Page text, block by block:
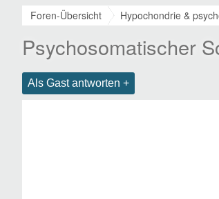
Foren-Übersicht Hypochondrie &
Psychosomatischer
Als Gast antworten +